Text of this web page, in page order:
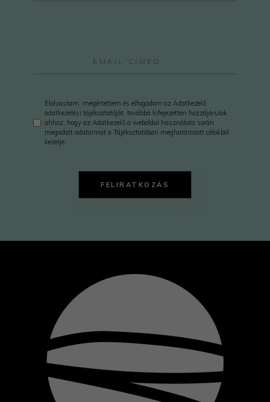
Elolvastam, megértettem és elfogadom az Adatkezelő
adatkezelési tájékoztatóját, továbbá kifejezetten hozzájárulok
ahhoz, hogy az Adatkezelő a weboldal használata során
megadott adataimat a Tájékoztatóban meghatározott célokból
kezelje.
FELIRATKOZÁS